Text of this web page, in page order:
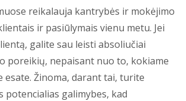
reikalauja kantrybės ir mokėjimo
ir pasiūlymais vienu metu. Jei
galite sau leisti absoliučiai
poreikių, nepaisant nuo to, kokiame
esate. Žinoma, darant tai, turite
potencialias galimybes, kad